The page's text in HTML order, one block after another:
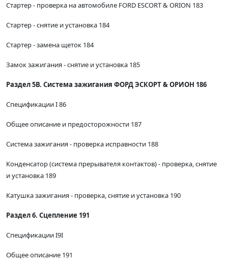
Стартер - проверка на автомобиле FORD ESCORT & ORION 183
Стартер - снятие и установка 184
Стартер - замена щеток 184
Замок зажигания - снятие и установка 185
Раздел 5В. Система зажигания ФОРД ЭСКОРТ & ОРИОН 186
Спецификации I 86
Общее описание и предосторожности 187
Система зажигания - проверка исправности 188
Конденсатор (система прерывателя контактов) - проверка, снятие
и установка 189
Катушка зажигания - проверка, снятие и установка 190
Раздел 6. Сцепление 191
Спецификации I9I
Общее описание 191